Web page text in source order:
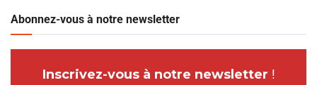
Abonnez-vous à notre newsletter
Inscrivez-vous à notre newsletter !